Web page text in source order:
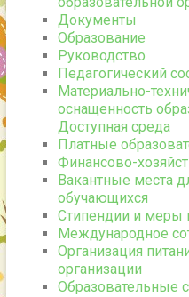
Документы
Образование
Руководство
Педагогический
Материально-
оснащенность
Доступная среда
Платные
Финансово-
Вакантные места
обучающихся
Стипендии и меры
Международное
Организация
организации
Образовательные